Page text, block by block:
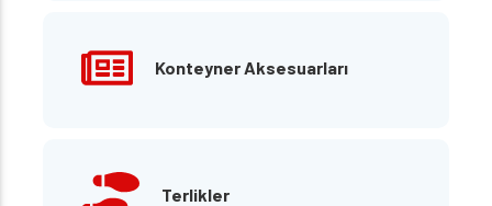
Konteyner Aksesuarları
Terlikler